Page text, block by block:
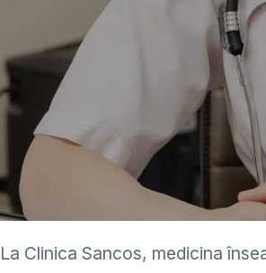
•
La Clinica Sancos, medicina